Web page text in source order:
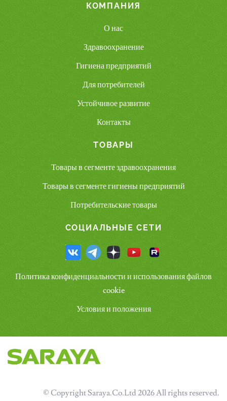
КОМПАНИЯ
О нас
Здравоохранение
Гигиена предприятий
Для потребителей
Устойчивое развитие
Контакты
ТОВАРЫ
Товары в сегменте здравоохранения
Товары в сегменте гигиены предприятий
Потребительские товары
СОЦИАЛЬНЫЕ СЕТИ
Политика конфиденциальности и использования файлов
cookie
Условия и положения
© Copyright Saraya.Co.Ltd 2026 All rights reserved.